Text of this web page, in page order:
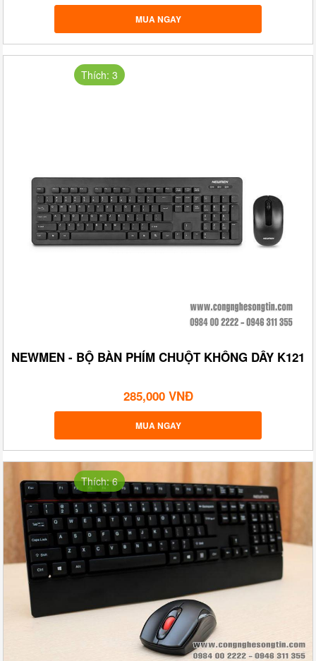
MUA NGAY
Thích: 3
NEWMEN - BỘ BÀN PHÍM CHUỘT KHÔNG DÂY K121
285,000 VNĐ
MUA NGAY
Thích: 6